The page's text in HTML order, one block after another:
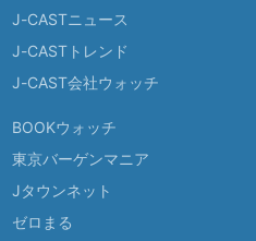
J-CASTニュース
J-CASTトレンド
J-CAST会社ウォッチ
BOOKウォッチ
東京バーゲンマニア
Jタウンネット
ゼロまる